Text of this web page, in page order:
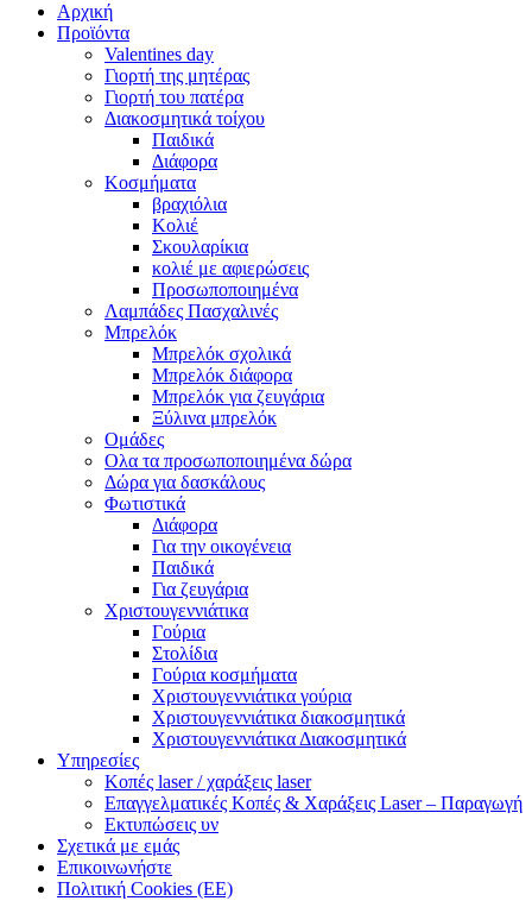
Αρχική
Προϊόντα
Valentines day
Γιορτή της μητέρας
Γιορτή του πατέρα
Διακοσμητικά τοίχου
Παιδικά
Διάφορα
Κοσμήματα
βραχιόλια
Kολιέ
Σκουλαρίκια
κολιέ με αφιερώσεις
Προσωποποιημένα
Λαμπάδες Πασχαλινές
Μπρελόκ
Μπρελόκ σχολικά
Μπρελόκ διάφορα
Μπρελόκ για ζευγάρια
Ξύλινα μπρελόκ
Ομάδες
Ολα τα προσωποποιημένα δώρα
Δώρα για δασκάλους
Φωτιστικά
Διάφορα
Για την οικογένεια
Παιδικά
Για ζευγάρια
Χριστουγεννιάτικα
Γούρια
Στολίδια
Γούρια κοσμήματα
Χριστουγεννιάτικα γούρια
Χριστουγεννιάτικα διακοσμητικά
Χριστουγεννιάτικα Διακοσμητικά
Υπηρεσίες
Κοπές laser / χαράξεις laser
Επαγγελματικές Κοπές & Χαράξεις Laser – Παραγωγή
Εκτυπώσεις υν
Σχετικά με εμάς
Επικοινωνήστε
Πολιτική Cookies (ΕΕ)